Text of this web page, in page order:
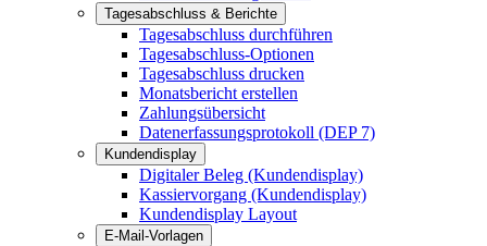
Tagesabschluss & Berichte
Tagesabschluss durchführen
Tagesabschluss-Optionen
Tagesabschluss drucken
Monatsbericht erstellen
Zahlungsübersicht
Datenerfassungsprotokoll (DEP 7)
Kundendisplay
Digitaler Beleg (Kundendisplay)
Kassiervorgang (Kundendisplay)
Kundendisplay Layout
E-Mail-Vorlagen